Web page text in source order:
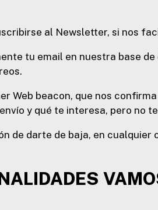
al Newsletter, si nos
tu email en nuestra base
Web beacon, que nos
y qué te interesa, pero no
de darte de baja, en cualquier